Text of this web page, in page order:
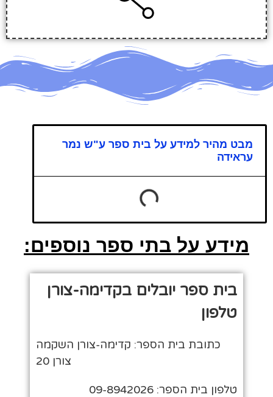
מבט מהיר למידע על בית ספר ע"ש נמר
עראידה
מידע על בתי ספר נוספים:
בית ספר יובלים בקדימה-צורן
טלפון
כתובת בית הספר: קדימה-צורן השקמה
צורן 20
טלפון בית הספר: 09-8942026